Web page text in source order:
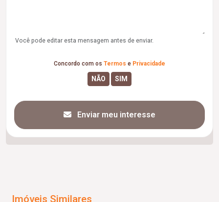
Você pode editar esta mensagem antes de enviar.
Concordo com os Termos e Privacidade
Enviar meu interesse
Imóveis Similares